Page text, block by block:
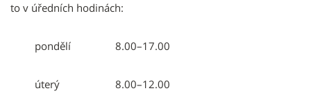
to v úředních hodinách:
pondělí 8.00–17.00
úterý 8.00–12.00